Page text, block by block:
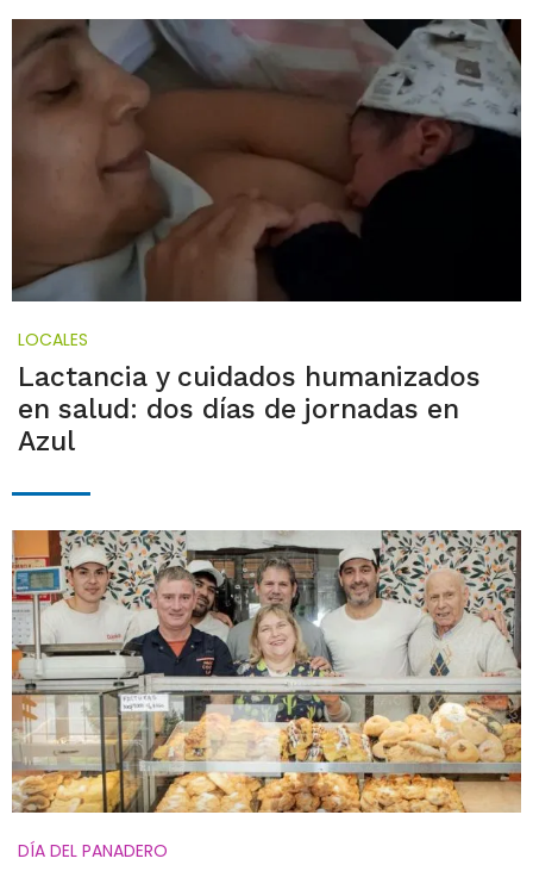
LOCALES
Lactancia y cuidados humanizados
en salud: dos días de jornadas en
Azul
DÍA DEL PANADERO